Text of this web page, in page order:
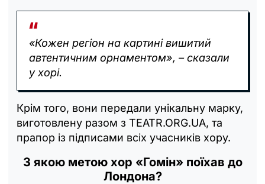
«Кожен регіон на картині вишитий
автентичним орнаментом», – сказали
у хорі.
Крім того, вони передали унікальну марку,
виготовлену разом з TEATR.ORG.UA, та
прапор із підписами всіх учасників хору.
З якою метою хор «Гомін» поїхав до
Лондона?